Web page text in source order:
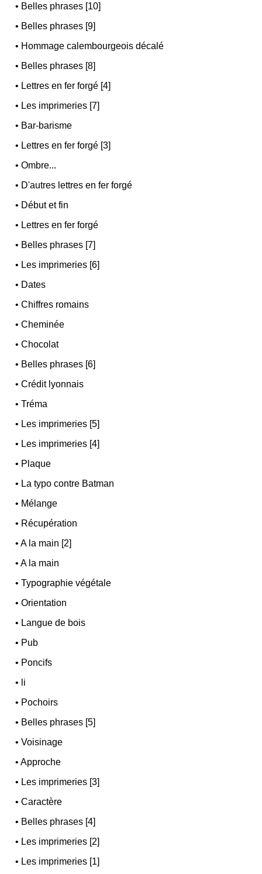
• Belles phrases [10]
• Belles phrases [9]
• Hommage calembourgeois décalé
• Belles phrases [8]
• Lettres en fer forgé [4]
• Les imprimeries [7]
• Bar-barisme
• Lettres en fer forgé [3]
•Ombre...
• D'autres lettres en fer forgé
• Début et fin
• Lettres en fer forgé
• Belles phrases [7]
• Les imprimeries [6]
• Dates
•Chiffres romains
•Cheminée
•Chocolat
• Belles phrases [6]
•Crédit lyonnais
•Tréma
• Les imprimeries [5]
• Les imprimeries [4]
• Plaque
• La typo contre Batman
• Mélange
• Récupération
•A la main [2]
•A la main
•Typographie végétale
•Orientation
• Langue de bois
• Pub
• Poncifs
• li
• Pochoirs
• Belles phrases [5]
•Voisinage
•Approche
• Les imprimeries [3]
•Caractère
• Belles phrases [4]
• Les imprimeries [2]
• Les imprimeries [1]